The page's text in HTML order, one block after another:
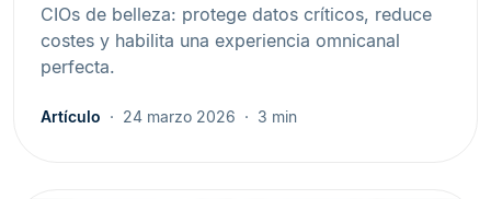
CIOs de belleza: protege datos críticos, reduce
costes y habilita una experiencia omnicanal
perfecta.
Artículo 24 marzo 2026 3 min